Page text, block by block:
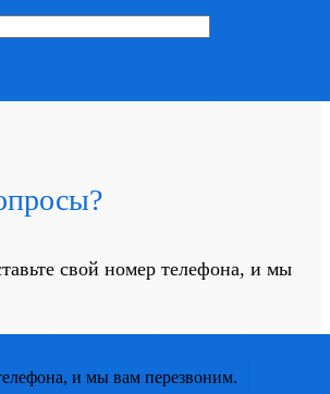
свой номер телефона, и мы
и мы вам перезвоним.